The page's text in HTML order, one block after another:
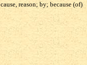
cause, reason; by; because (of)